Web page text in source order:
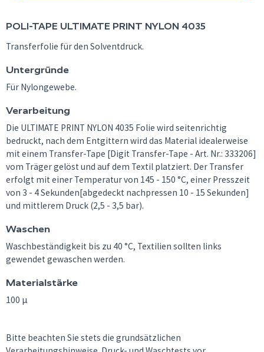
POLI-TAPE ULTIMATE PRINT NYLON 4035
Transferfolie für den Solventdruck.
Untergründe
Für Nylongewebe.
Verarbeitung
Die ULTIMATE PRINT NYLON 4035 Folie wird seitenrichtig
bedruckt, nach dem Entgittern wird das Material idealerweise
mit einem Transfer-Tape [Digit Transfer-Tape - Art. Nr.: 333206]
vom Träger gelöst und auf dem Textil platziert. Der Transfer
erfolgt mit einer Temperatur von 145 - 150 °C, einer Presszeit
von 3 - 4 Sekunden[abgedeckt nachpressen 10 - 15 Sekunden]
und mittlerem Druck (2,5 - 3,5 bar).
Waschen
Waschbeständigkeit bis zu 40 °C, Textilien sollten links
gewendet gewaschen werden.
Materialstärke
100 µ
Bitte beachten Sie stets die grundsätzlichen